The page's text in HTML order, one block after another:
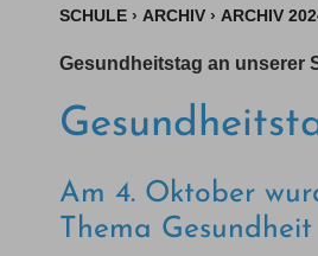
SCHULE › ARCHIV › ARCHIV
Gesundheitstag an unserer
Am 4. Oktober
Thema